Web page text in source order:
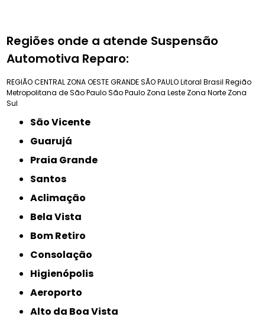
Regiões onde a atende Suspensão
Automotiva Reparo:
REGIÃO CENTRAL ZONA OESTEGRANDE SÃO PAULOLitoral Brasil Região
Metropolitana de São PauloSão Paulo Zona Leste Zona Norte Zona
Sul
São Vicente
Guarujá
Praia Grande
Santos
Aclimação
Bela Vista
Bom Retiro
Consolação
Higienópolis
Aeroporto
Alto da Boa Vista